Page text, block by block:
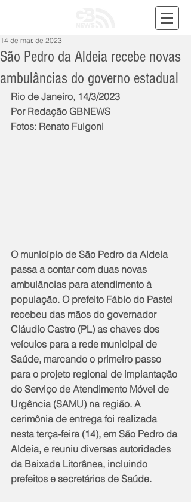
São Pedro da Aldeia recebe novas
ambulâncias do governo estadual
14 de mar. de 2023
Rio de Janeiro, 14/3/2023
Por Redação GBNEWS
Fotos: Renato Fulgoni
O município de São Pedro da Aldeia
passa a contar com duas novas
ambulâncias para atendimento à
população. O prefeito Fábio do Pastel
recebeu das mãos do governador
Cláudio Castro (PL) as chaves dos
veículos para a rede municipal de
Saúde, marcando o primeiro passo
para o projeto regional de implantação
do Serviço de Atendimento Móvel de
Urgência (SAMU) na região. A
cerimônia de entrega foi realizada
nesta terça-feira (14), em São Pedro da
Aldeia, e reuniu diversas autoridades
da Baixada Litorânea, incluindo
prefeitos e secretários de Saúde.